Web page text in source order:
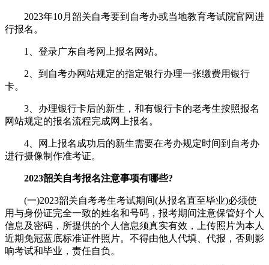
2023年10月韶关自考要到自考办或当地教育考试院官网进
行报名。
1、登录广东自考网上报名网站。
2、到自考办网站规定的指定银行办理一张缴费用银行
卡。
3、办理银行卡后的新生，和有银行卡的老考生按照报名
网站规定的报名流程完成网上报名。
4、网上报名成功后的新生需要在考办规定时间到自考办
进行摄像制作准考证。
2023韶关自考报名注意事项有哪些?
(一)2023韶关自考考生考试期间(从报名直至毕业)必须使
用与身份证完全一致的姓名和号码，报考期间注意保管好个人
信息及密码，所提供的个人信息须真实有效，上传照片为本人
近期免冠蓝底标准证件照片。不得由他人代填、代报，否则影
响考试和毕业，责任自负。